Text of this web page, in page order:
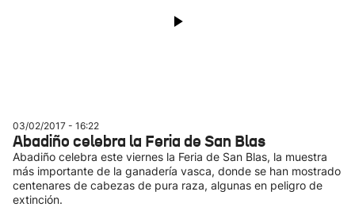
03/02/2017 - 16:22
Abadiño celebra la Feria de San Blas
Abadiño celebra este viernes la Feria de San Blas, la muestra
más importante de la ganadería vasca, donde se han mostrado
centenares de cabezas de pura raza, algunas en peligro de
extinción.